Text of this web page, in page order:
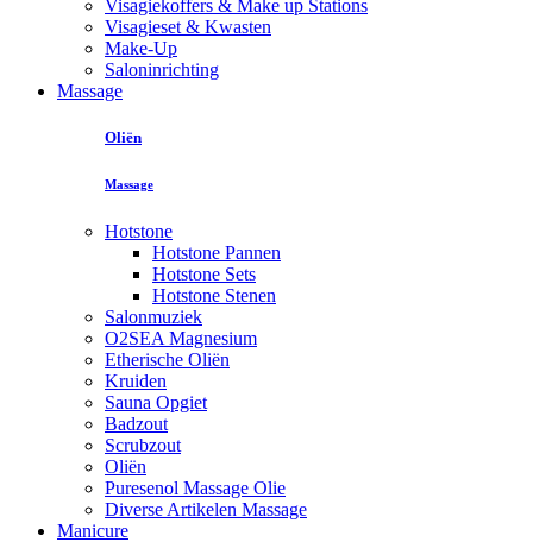
Visagiekoffers & Make up Stations
Visagieset & Kwasten
Make-Up
Saloninrichting
Massage
Oliën
Massage
Hotstone
Hotstone Pannen
Hotstone Sets
Hotstone Stenen
Salonmuziek
O2SEA Magnesium
Etherische Oliën
Kruiden
Sauna Opgiet
Badzout
Scrubzout
Oliën
Puresenol Massage Olie
Diverse Artikelen Massage
Manicure